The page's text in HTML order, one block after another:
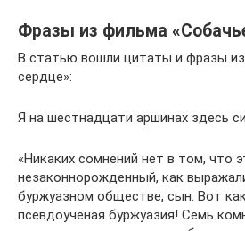
Фразы из фильма
В статью вошли цитаты и фразы
сердце»:
Я на шестнадцати аршинах здесь
«Никаких сомнений нет в том, что
незаконнорожденный, как
буржуазном обществе, сын. Вот
псевдоученая буржуазия! Семь